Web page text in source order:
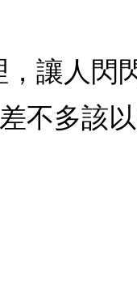
讓人閃
不多該